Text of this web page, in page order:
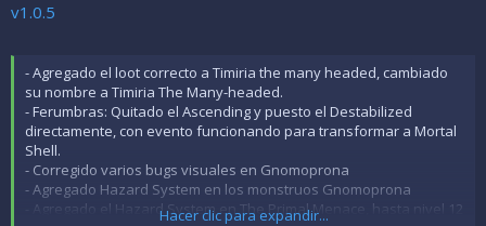
v1.0.5
- Agregado el loot correcto a Timiria the many headed, cambiado
su nombre a Timiria The Many-headed.
- Ferumbras: Quitado el Ascending y puesto el Destabilized
directamente, con evento funcionando para transformar a Mortal
Shell.
- Corregido varios bugs visuales en Gnomoprona
- Agregado Hazard System en los monstruos Gnomoprona
- Agregado el Hazard System en The Primal Menace, hasta nivel 12
Hacer clic para expandir...